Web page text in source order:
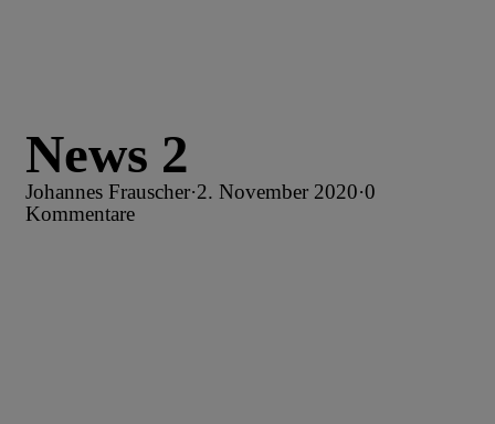
News 2
Johannes Frauscher·2. November 2020·0
Kommentare